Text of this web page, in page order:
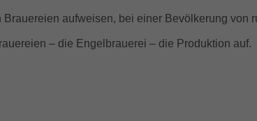
Brauereien aufweisen, bei einer Bevölkerung von
– die Engelbrauerei – die Produktion auf.